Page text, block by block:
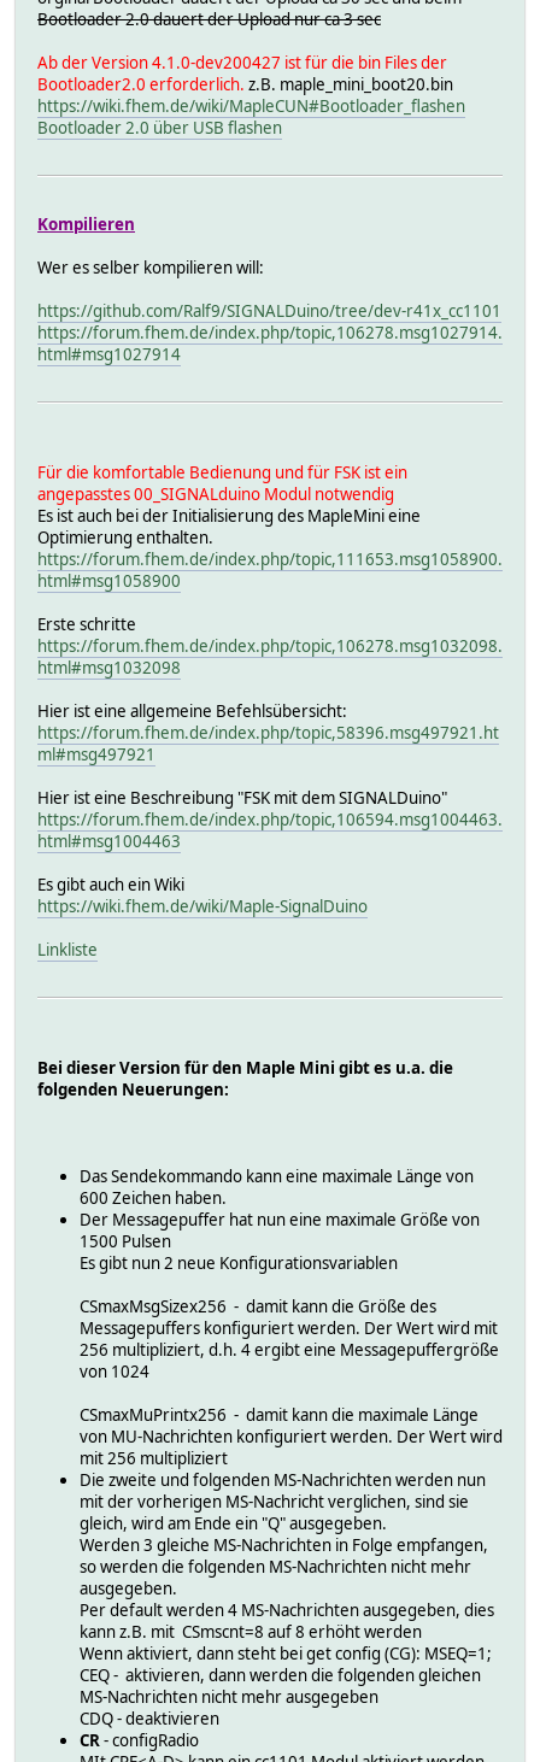
Bootloader 2.0 dauert der Upload nur ca 3 sec
Ab der Version 4.1.0-dev200427 ist für die bin Files der
Bootloader2.0 erforderlich. z.B. maple_mini_boot20.bin
https://wiki.fhem.de/wiki/MapleCUN#Bootloader_flashen
Bootloader 2.0 über USB flashen
Kompilieren
Wer es selber kompilieren will:
https://github.com/Ralf9/SIGNALDuino/tree/dev-r41x_cc1101
https://forum.fhem.de/index.php/topic,106278.msg1027914.
html#msg1027914
Für die komfortable Bedienung und für FSK ist ein
angepasstes 00_SIGNALduino Modul notwendig
Es ist auch bei der Initialisierung des MapleMini eine
Optimierung enthalten.
https://forum.fhem.de/index.php/topic,111653.msg1058900.
html#msg1058900
Erste schritte
https://forum.fhem.de/index.php/topic,106278.msg1032098.
html#msg1032098
Hier ist eine allgemeine Befehlsübersicht:
https://forum.fhem.de/index.php/topic,58396.msg497921.ht
ml#msg497921
Hier ist eine Beschreibung "FSK mit dem SIGNALDuino"
https://forum.fhem.de/index.php/topic,106594.msg1004463.
html#msg1004463
Es gibt auch ein Wiki
https://wiki.fhem.de/wiki/Maple-SignalDuino
Linkliste
Bei dieser Version für den Maple Mini gibt es u.a. die
folgenden Neuerungen:
Das Sendekommando kann eine maximale Länge von
600 Zeichen haben.
Der Messagepuffer hat nun eine maximale Größe von
1500 Pulsen
Es gibt nun 2 neue Konfigurationsvariablen
CSmaxMsgSizex256 - damit kann die Größe des
Messagepuffers konfiguriert werden. Der Wert wird mit
256 multipliziert, d.h. 4 ergibt eine Messagepuffergröße
von 1024
CSmaxMuPrintx256 - damit kann die maximale Länge
von MU-Nachrichten konfiguriert werden. Der Wert wird
mit 256 multipliziert
Die zweite und folgenden MS-Nachrichten werden nun
mit der vorherigen MS-Nachricht verglichen, sind sie
gleich, wird am Ende ein "Q" ausgegeben.
Werden 3 gleiche MS-Nachrichten in Folge empfangen,
so werden die folgenden MS-Nachrichten nicht mehr
ausgegeben.
Per default werden 4 MS-Nachrichten ausgegeben, dies
kann z.B. mit CSmscnt=8 auf 8 erhöht werden
Wenn aktiviert, dann steht bei get config (CG): MSEQ=1;
CEQ - aktivieren, dann werden die folgenden gleichen
MS-Nachrichten nicht mehr ausgegeben
CDQ - deaktivieren
CR- configRadio